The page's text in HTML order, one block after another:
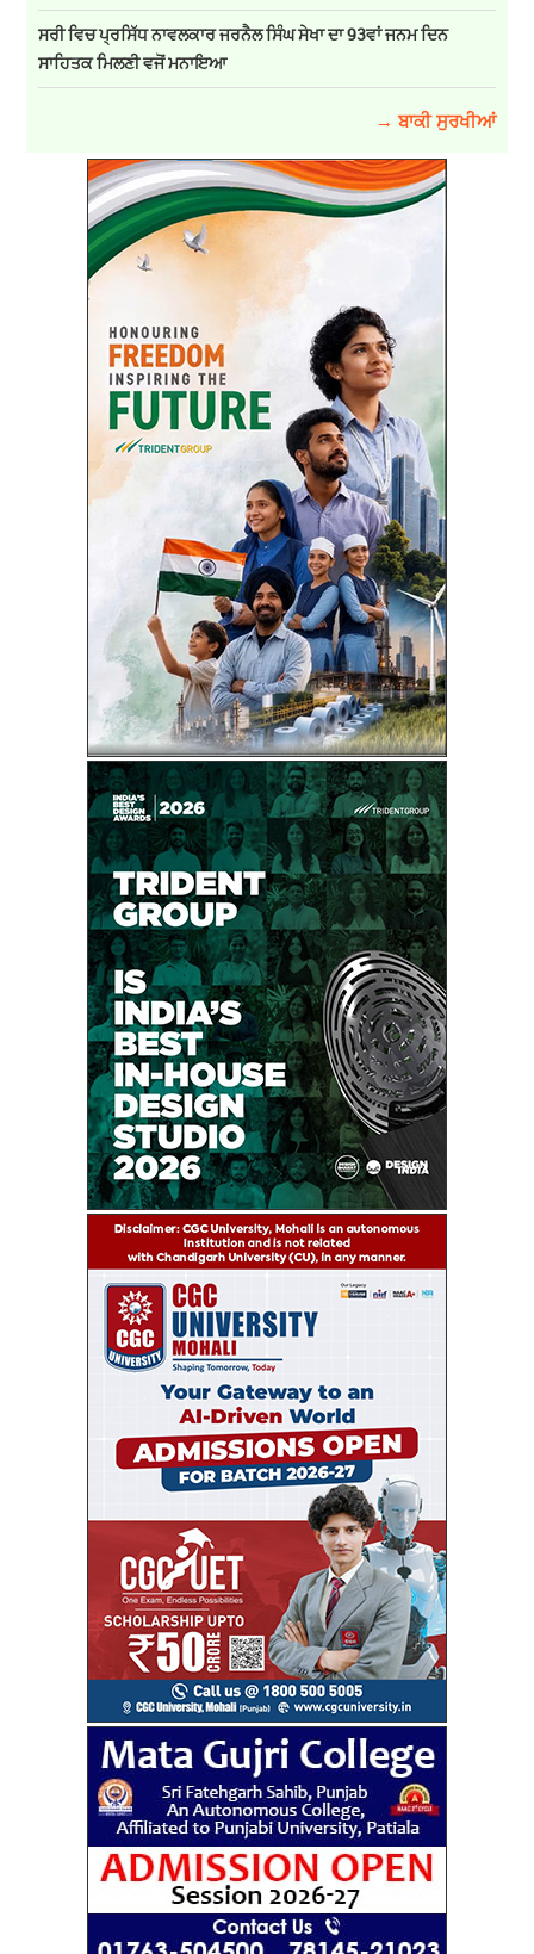
ਸਰੀ ਵਿਚ ਪ੍ਰਸਿੱਧ ਨਾਵਲਕਾਰ ਜਰਨੈਲ ਸਿੰਘ ਸੇਖਾ ਦਾ 93ਵਾਂ ਜਨਮ ਦਿਨ
ਸਾਹਿਤਕ ਮਿਲਣੀ ਵਜੋਂ ਮਨਾਇਆ
→ ਬਾਕੀ ਸੁਰਖੀਆਂ